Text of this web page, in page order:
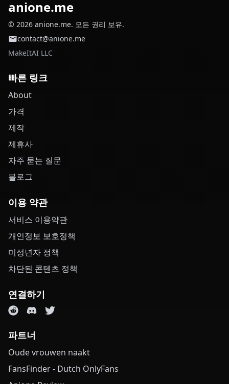
anione.me
© 2026 anione.me. 모든 권리 보유.
contact@anione.me
MakeItAI LLC
빠른 링크
About
가격
제작
제휴사
자주 묻는 질문
블로그
이용 약관
서비스 이용약관
개인정보 보호정책
미성년자 정책
차단된 콘텐츠 정책
연결하기
파트너
Oude vrouwen naakt
FansFinder - Dutch OnlyFans